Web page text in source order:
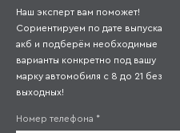
Наш эксперт вам поможет!
Сориентируем по дате выпуска
акб и подберём необходимые
варианты конкретно под вашу
марку автомобиля с 8 до 21 без
выходных!
Номер телефона *